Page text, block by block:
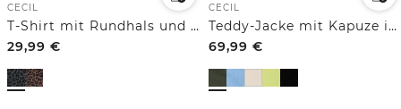
CECIL
T-Shirt mit Rundhals und Leo-Muster
29,99 €
CECIL
Teddy-Jacke mit Kapuze in Unifarbe
69,99 €